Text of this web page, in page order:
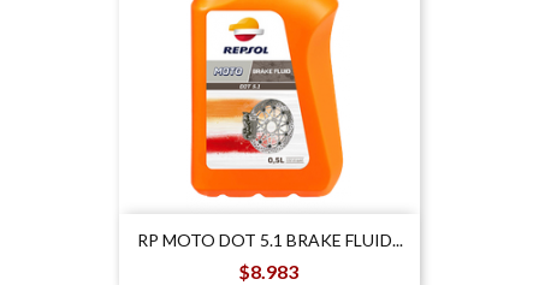
RP MOTO DOT 5.1 BRAKE FLUID...
Precio
$8.983